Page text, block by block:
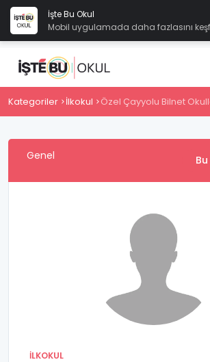
İşte Bu Okul
Mobil uygulamada daha fazlasını
Kategoriler İlkokul Özel Çayyolu Bilnet
Genel
İLKOKUL